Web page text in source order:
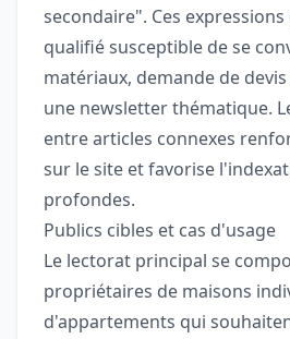
secondaire". Ces
qualifié susceptible de se
matériaux, demande de
une newsletter thématique.
entre articles connexes
sur le site et favorise
profondes.
Publics cibles et cas d'usage
Le lectorat principal se
propriétaires de maisons
d'appartements qui